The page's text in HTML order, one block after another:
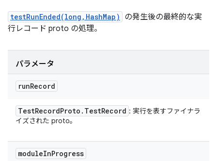
testRunEnded(long,HashMap)
の発生後の最終的な実
行レコード proto の処理。
パラメータ
runRecord
TestRecordProto . TestRecord : 実行を表すファイナラ
イズされた proto。
moduleInProgress